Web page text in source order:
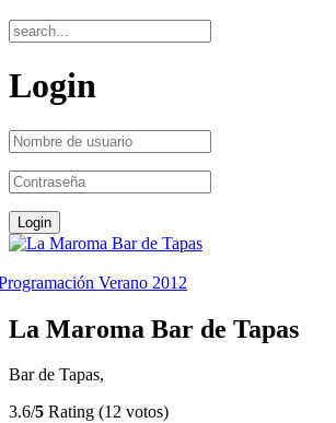
Login
Verano 2012
La Maroma Bar de Tapas
Bar de Tapas,
3.6/5 Rating (12 votos)